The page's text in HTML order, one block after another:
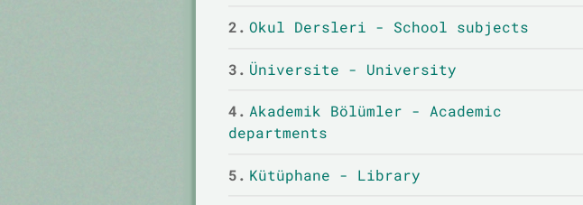
2. Okul Dersleri - School subjects
3. Üniversite - University
4. Akademik Bölümler - Academic
departments
5. Kütüphane - Library